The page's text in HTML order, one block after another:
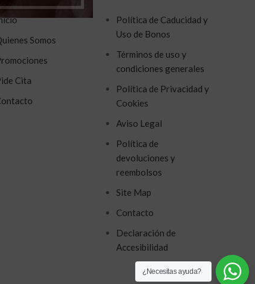
Somos
Cita
Política de Caducidad y
Uso de Bonos
Términos de uso y
condiciones generales
Política de Privacidad y
Cookies
Aviso Legal
Política de
devoluciones y
reembolsos
Site Map
Contacto
Declaración de
Accesibilidad
¿Necesitas ayuda?